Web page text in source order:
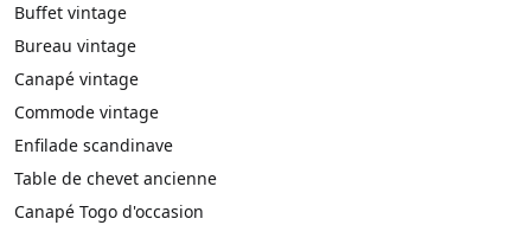
Buffet vintage
Bureau vintage
Canapé vintage
Commode vintage
Enfilade scandinave
Table de chevet ancienne
Canapé Togo d'occasion